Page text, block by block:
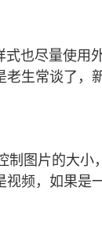
也尽量使用
生常谈了，
图片的大小
频，如果是